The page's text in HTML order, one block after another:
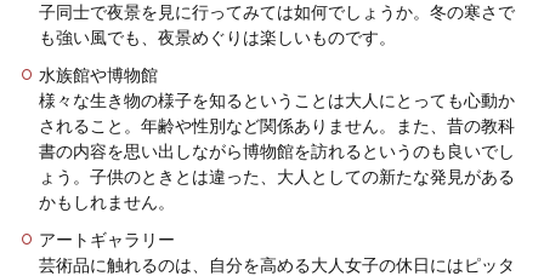
子同士で夜景を見に行ってみては如何でしょうか。冬の寒さで
も強い風でも、夜景めぐりは楽しいものです。
水族館や博物館
様々な生き物の様子を知るということは大人にとっても心動か
されること。年齢や性別など関係ありません。また、昔の教科
書の内容を思い出しながら博物館を訪れるというのも良いでし
ょう。子供のときとは違った、大人としての新たな発見がある
かもしれません。
アートギャラリー
芸術品に触れるのは、自分を高める大人女子の休日にはピッタ